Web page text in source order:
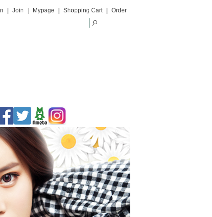
Join Mypage Shopping Cart｜ Order